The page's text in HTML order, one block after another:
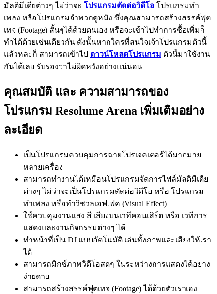
มัลติมีเดียต่างๆ ไม่ว่าจะ โปรแกรมตัดต่อวิดีโอ โปรแกรมทำ
เพลง หรือโปรแกรมจำพวกดูหนัง ซึ่งคุณสามารถสร้างสรรค์ฟุต
เทจ (Footage) สั้นๆได้ด้วยตนเอง หรือจะเข้าไปทำการซื้อเพิ่มก็
ทำได้ด้วยเช่นเดียวกัน ดังนั้นหากใครที่สนใจเจ้าโปรแกรมตัวนี้
แล้วหละก็ สามารถเข้าไป ดาวน์โหลดโปรแกรม ตัวนี้มาใช้งาน
กันได้เลย รับรองว่าไม่ผิดหวังอย่างแน่นอน
คุณสมบัติ และ ความสามารถของ
โปรแกรม Resolume Arena เพิ่มเติมอย่าง
ละเอียด
เป็นโปรแกรมควบคุมการฉายโปรเจคเตอร์ได้มากมาย
หลายเครื่อง
สามารถทำงานได้เหมือนโปรแกรมจัดการไฟล์มัลติมีเดีย
ต่างๆ ไม่ว่าจะเป็นโปรแกรมตัดต่อวิดีโอ หรือ โปรแกรม
ทำเพลง หรือทำวิชวลเอฟเฟค (Visual Effect)
ใช้ควบคุมงานแสง สี เสียงบนเวทีคอนเสิร์ต หรือ เวทีการ
แสดงและงานกิจกรรมต่างๆ ได้
ทำหน้าที่เป็น DJ แบบอัตโนมัติ เล่นทั้งภาพและเสียงให้เรา
ได้
สามารถมิกซ์ภาพวิดีโอสดๆ ในระหว่างการแสดงได้อย่าง
ง่ายดาย
สามารถสร้างสรรค์ฟุตเทจ (Footage) ได้ด้วยตัวเราเอง